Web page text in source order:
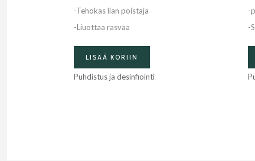
-Tehokas lian poistaja
-Liuottaa rasvaa
LISÄÄ KORIIN
Puhdistus ja desinfiointi
-
-